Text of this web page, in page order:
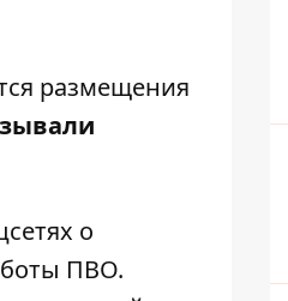
размещения
о
ПВО.